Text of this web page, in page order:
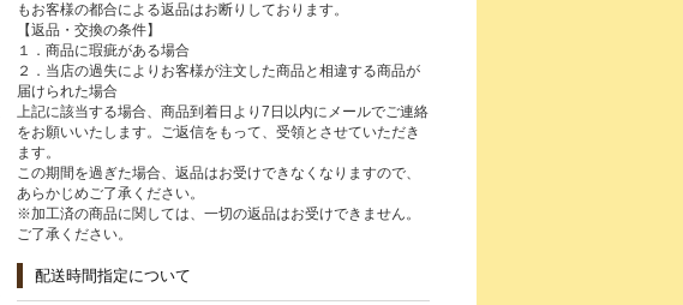
もお客様の都合による返品はお断りしております。
【返品・交換の条件】
１．商品に瑕疵がある場合
２．当店の過失によりお客様が注文した商品と相違する商品が
届けられた場合
上記に該当する場合、商品到着日より7日以内にメールでご連絡
をお願いいたします。ご返信をもって、受領とさせていただき
ます。
この期間を過ぎた場合、返品はお受けできなくなりますので、
あらかじめご了承ください。
※加工済の商品に関しては、一切の返品はお受けできません。
ご了承ください。
配送時間指定について